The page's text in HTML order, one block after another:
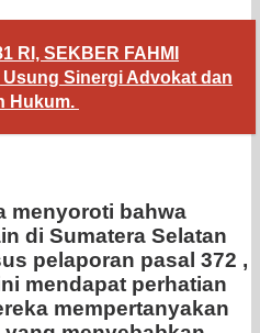
RI, SEKBER FAHMI
Sinergi Advokat dan
Hukum.
menyoroti bahwa
di Sumatera Selatan
pelaporan pasal 372 ,
mendapat perhatian
mempertanyakan